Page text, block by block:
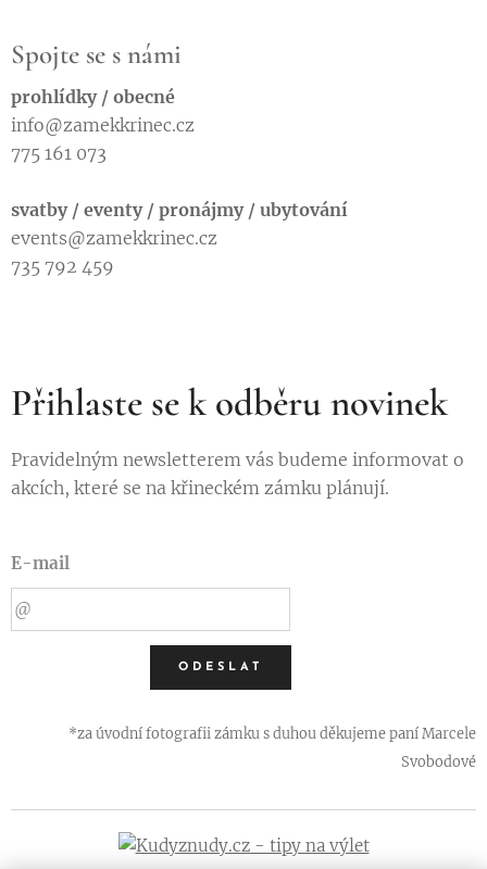
Spojte se s námi
prohlídky / obecné
info@zamekkrinec.cz
775 161 073
svatby / eventy / pronájmy / ubytování
events@zamekkrinec.cz
735 792 459
Přihlaste se k odběru novinek
Pravidelným newsletterem vás budeme informovat o
akcích, které se na křineckém zámku plánují.
E-mail
ODESLAT
*za úvodní fotografii zámku s duhou děkujeme paní Marcele
Svobodové